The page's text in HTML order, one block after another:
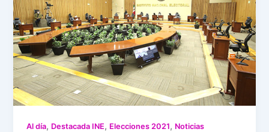
Al día, Destacada INE, Elecciones 2021, Noticias